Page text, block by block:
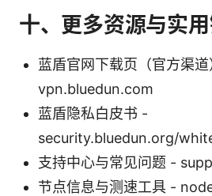
十、更多资源与实
蓝盾官网下载页（官方渠
vpn.bluedun.com
蓝盾隐私白皮书 -
security.bluedun.org/
支持中心与常见问题 -
节点信息与测速工具 -